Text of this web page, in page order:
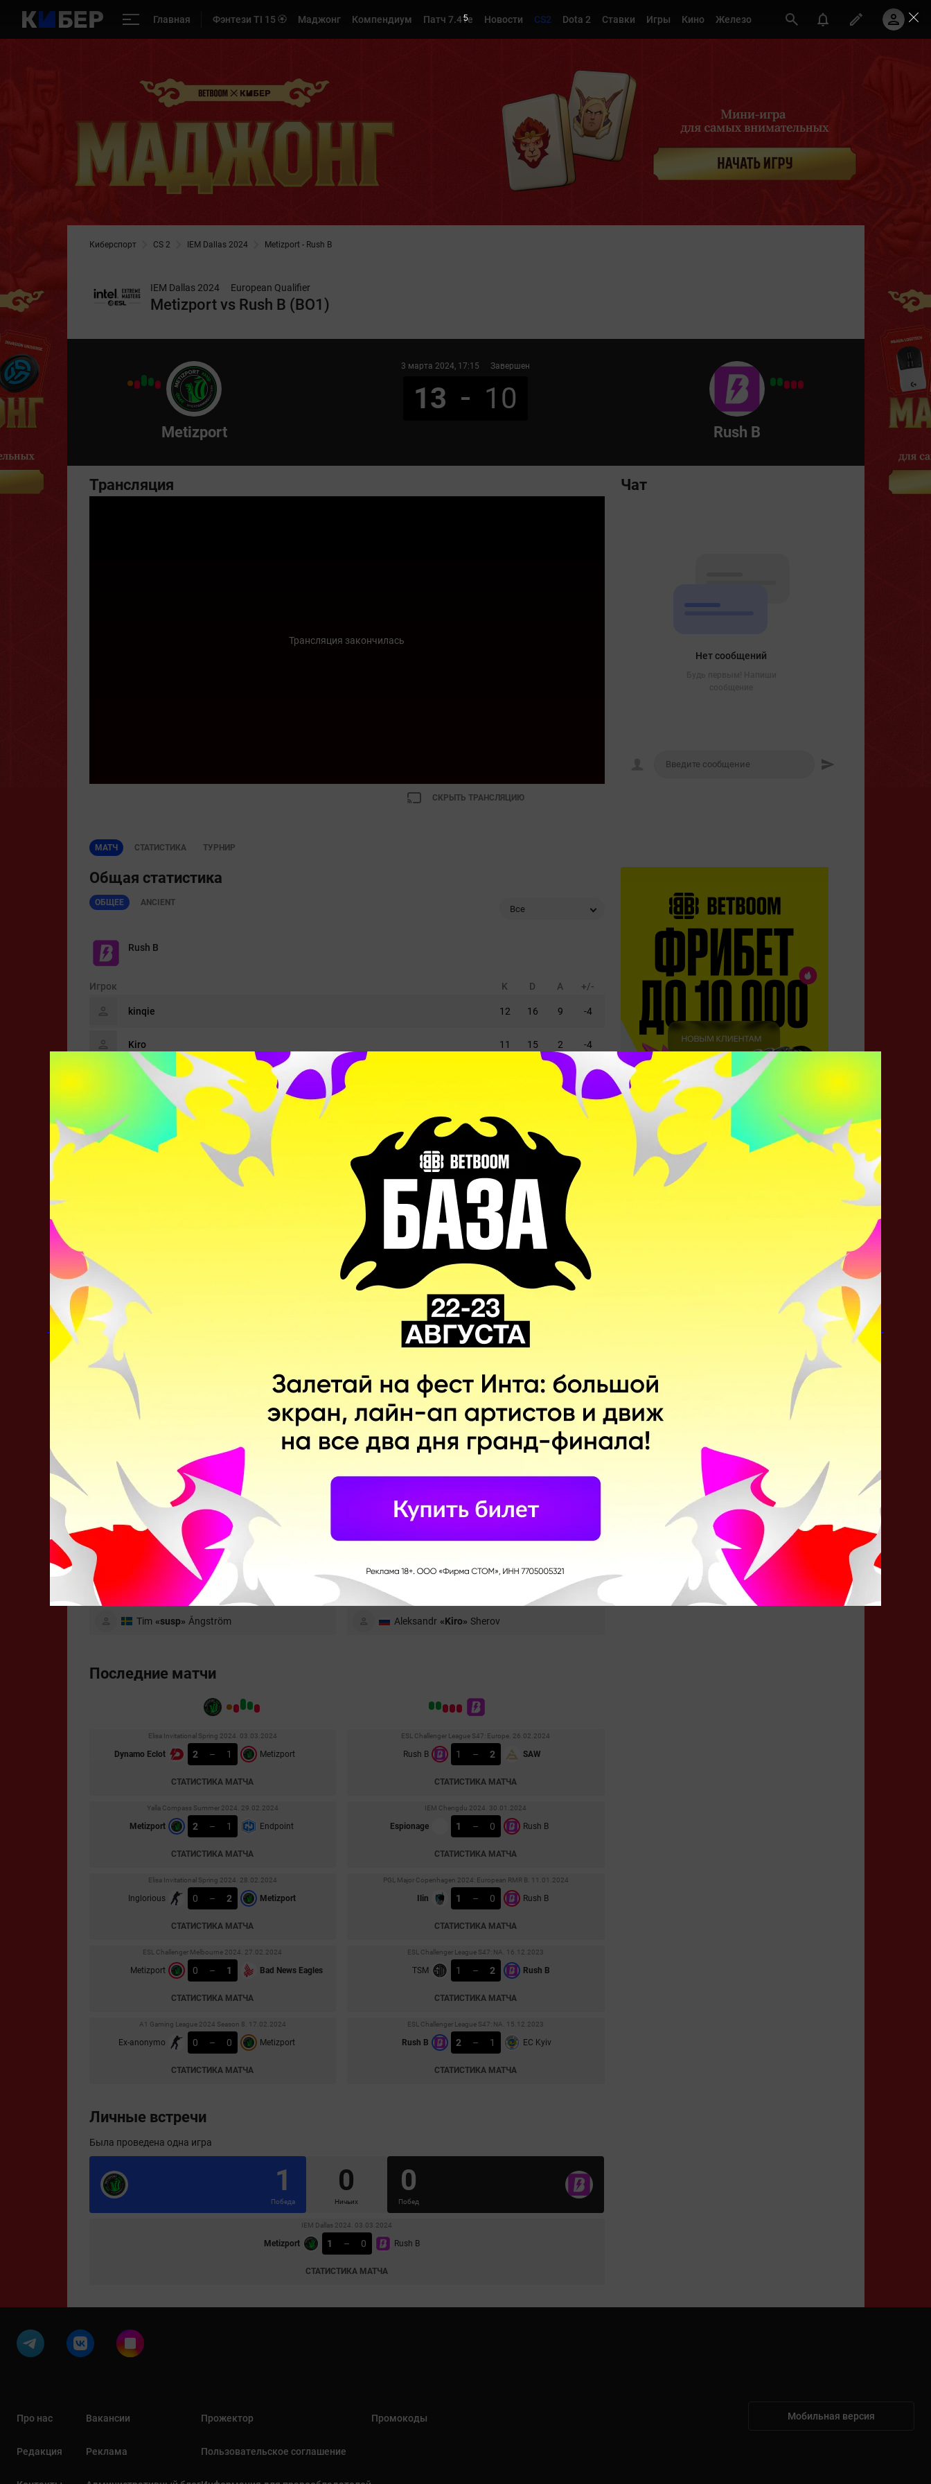
Главная Фэнтези TI 15 🏵️ Маджонг Компендиум Патч 7.41e Новости CS2 Dota 2 Ставки Игры Кино Железо
Киберспорт CS 2 IEM Dallas 2024 Metizport - Rush B
IEM Dallas 2024 European Qualifier
Metizport vs Rush B (BO1)
Metizport
3 марта 2024, 17:15 Завершен
13 10
Rush B
Чат
Нет сообщений
Трансляция
Трансляция закончилась
СКРЫТЬ ТРАНСЛЯЦИЮ
МАТЧ СТАТИСТИКА ТУРНИР
Общая статистика
ОБЩЕЕ ANCIENT
Все
Rush B
Игрок K D A +/-
kinqie 12 16 9 -4
Kiro 11 15 2 -4
Nota 4 6
-7
executor 16
K D
14 15
13 7 -2
nilo 28
10
susp 11 14 6 -3
Metizport
Jack «Jackinho» Ström Mattsson
Эрик «ztr» Густафссон
«nilo» Bergman
«Adamb» Ångström
Tim «susp» Ångström
Philipp «tex1y» Moskvitin
Aleksandr «Kiro» Sherov
Последние матчи
Elisa Invitational Spring 2024. 03.03.2024
Dynamo Eclot 2 – 1 Metizport
СТАТИСТИКА МАТЧА
Yalla Compass Summer 2024. 29.02.2024
Metizport 2 – 1 Endpoint
СТАТИСТИКА МАТЧА
Elisa Invitational Spring 2024. 28.02.2024
Inglorious 0 – 2 Metizport
СТАТИСТИКА МАТЧА
ESL Challenger Melbourne 2024. 27.02.2024
Metizport 0 – 1 Bad News Eagles
СТАТИСТИКА МАТЧА
A1 Gaming League 2024 Season 8. 17.02.2024
Ex-anonymo 0 – 0 Metizport
СТАТИСТИКА МАТЧА
ESL Challenger League S47: Europe. 26.02.2024
Rush B 1 – 2 SAW
СТАТИСТИКА МАТЧА
IEM Chengdu 2024. 30.01.2024
Espionage 1 – 0 Rush B
СТАТИСТИКА МАТЧА
PGL Major Copenhagen 2024: European RMR B. 11.01.2024
Ilin 1 – 0 Rush B
СТАТИСТИКА МАТЧА
ESL Challenger League S47: NA. 16.12.2023
TSM 1 – 2 Rush B
СТАТИСТИКА МАТЧА
ESL Challenger League S47: NA. 15.12.2023
Rush B 2 – 1 EC Kyiv
СТАТИСТИКА МАТЧА
Личные встречи
Была проведена одна игра
1
Победа
0
Ничьих
0
Побед
IEM Dallas 2024. 03.03.2024
Metizport 1 – 0 Rush B
СТАТИСТИКА МАТЧА
Про нас
Редакция
Вакансии
Реклама
Прожектор
Пользовательское соглашение
Промокоды Мобильная версия
4